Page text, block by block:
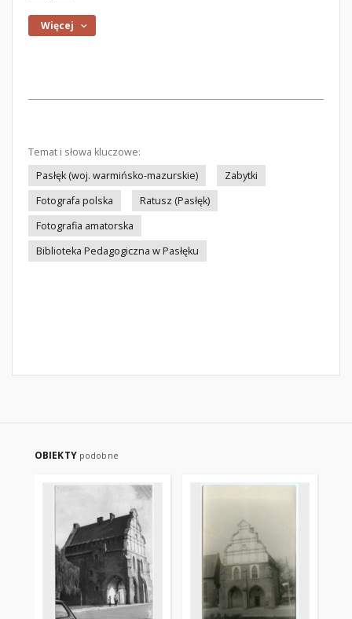
Więcej
Temat i słowa kluczowe:
Pasłęk (woj. warmińsko-mazurskie)
Zabytki
Fotografa polska
Ratusz (Pasłęk)
Fotografia amatorska
Biblioteka Pedagogiczna w Pasłęku
OBIEKTY podobne